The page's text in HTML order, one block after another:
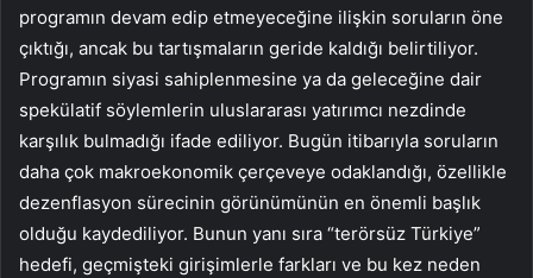
programın devam edip etmeyeceğine ilişkin soruların öne
çıktığı, ancak bu tartışmaların geride kaldığı belirtiliyor.
Programın siyasi sahiplenmesine ya da geleceğine dair
spekülatif söylemlerin uluslararası yatırımcı nezdinde
karşılık bulmadığı ifade ediliyor. Bugün itibarıyla soruların
daha çok makroekonomik çerçeveye odaklandığı, özellikle
dezenflasyon sürecinin görünümünün en önemli başlık
olduğu kaydediliyor. Bunun yanı sıra “terörsüz Türkiye”
hedefi, geçmişteki girişimlerle farkları ve bu kez neden